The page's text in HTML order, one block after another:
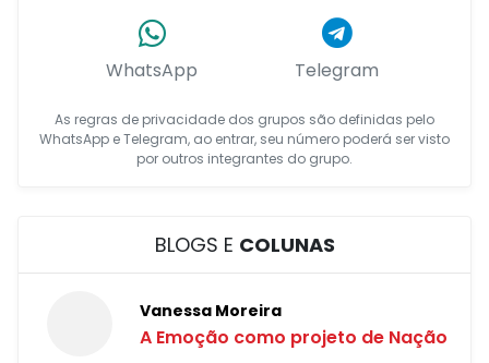
WhatsApp Telegram
As regras de privacidade dos grupos são definidas pelo
WhatsApp e Telegram, ao entrar, seu número poderá ser visto
por outros integrantes do grupo.
BLOGS E COLUNAS
Vanessa Moreira
A Emoção como projeto de Nação